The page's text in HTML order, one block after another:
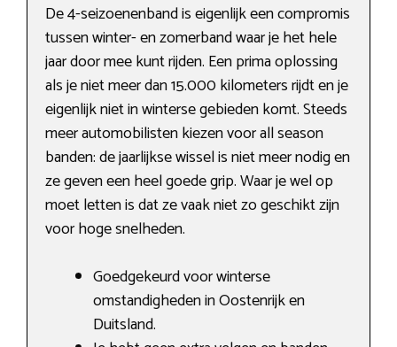
De 4-seizoenenband is eigenlijk een compromis
tussen winter- en zomerband waar je het hele
jaar door mee kunt rijden. Een prima oplossing
als je niet meer dan 15.000 kilometers rijdt en je
eigenlijk niet in winterse gebieden komt. Steeds
meer automobilisten kiezen voor all season
banden: de jaarlijkse wissel is niet meer nodig en
ze geven een heel goede grip. Waar je wel op
moet letten is dat ze vaak niet zo geschikt zijn
voor hoge snelheden.
Goedgekeurd voor winterse
omstandigheden in Oostenrijk en
Duitsland.